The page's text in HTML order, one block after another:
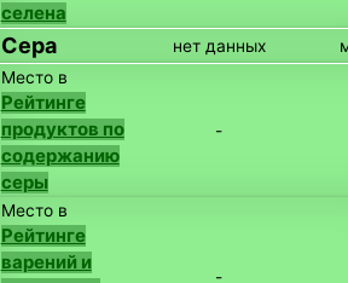
селена
Сера нет данных
Место в
Рейтинге
продуктов по
содержанию
серы
-
Место в
Рейтинге
варений и
-